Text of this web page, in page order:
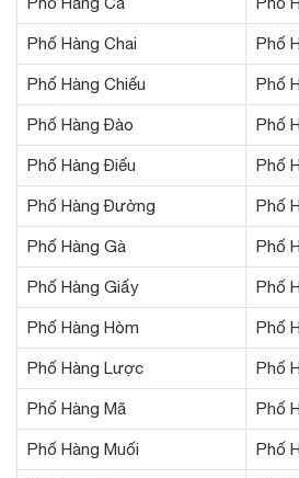
Phố Hàng Chai Phố
Phố Hàng Chiếu Phố
Phố Hàng Đào Phố
Phố Hàng Điếu Phố
Phố Hàng Đường Phố
Phố Hàng Gà Phố
Phố Hàng Giấy Phố
Phố Hàng Hòm Phố
Phố Hàng Lược Phố
Phố Hàng Mã Phố
Phố Hàng Muối Phố